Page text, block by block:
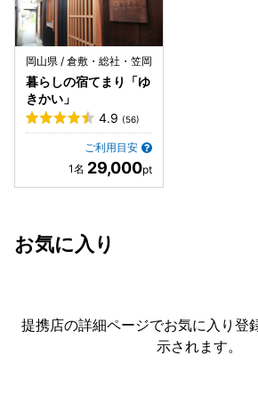
岡山県 / 倉敷・総社・笠岡
暮らしの宿てまり「ゆ
きかい」
4.9 (56)
ご利用目安
29,000
お気に入り
提携店の詳細ページでお気に入り登
示されます。